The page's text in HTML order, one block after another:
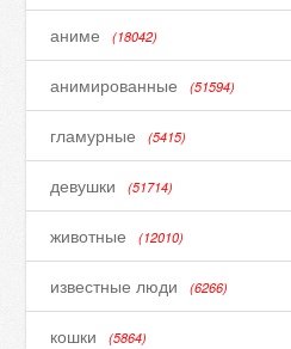
аниме (18042)
анимированные (51594)
гламурные (5415)
девушки (51714)
животные (12010)
известные люди (6266)
кошки (5864)